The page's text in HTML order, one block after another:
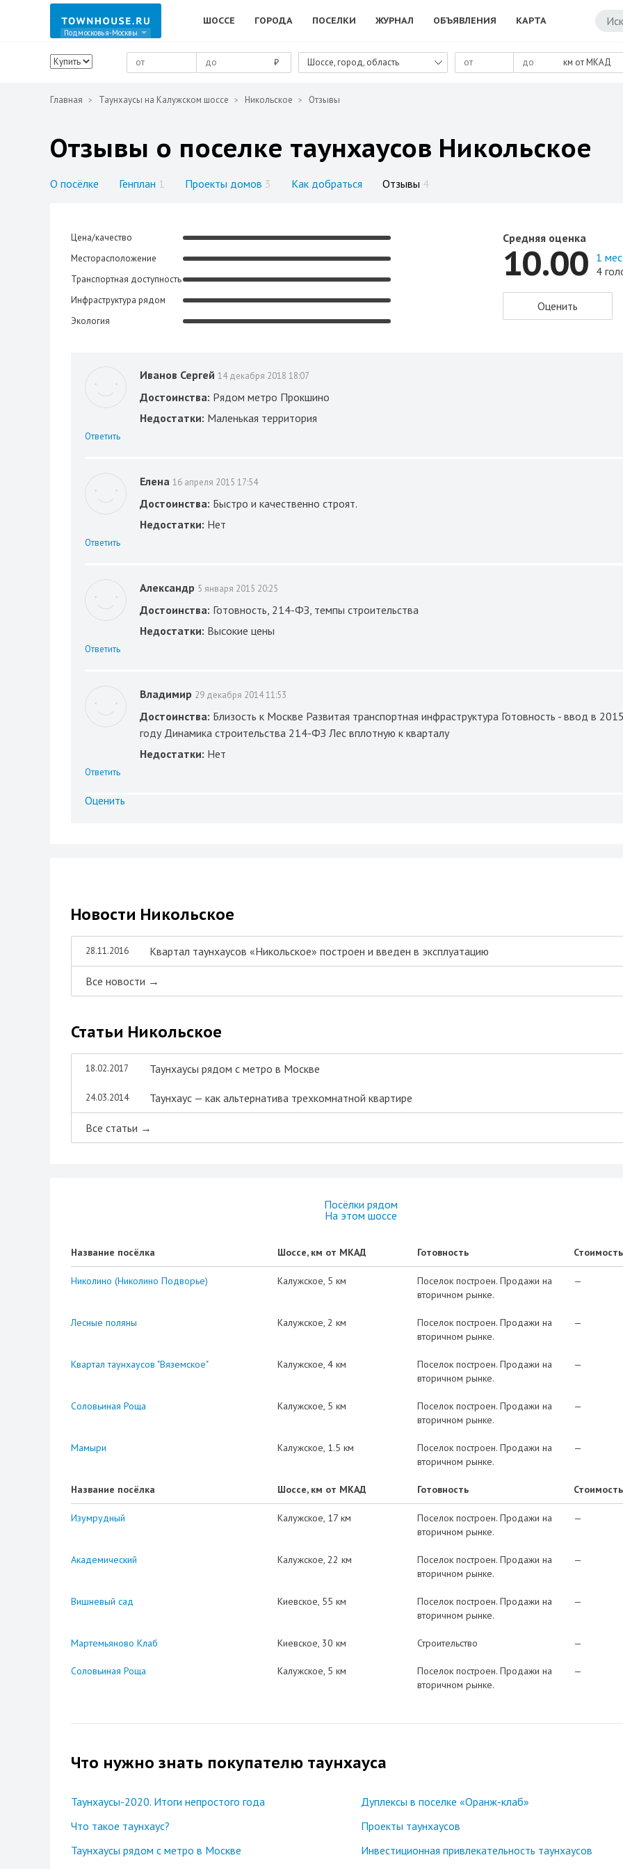
Подмосковья-Москвы
ШОССЕ ГОРОДА ПОСЕЛКИ ЖУРНАЛ ОБЪЯВЛЕНИЯ КАРТА
₽ Шоссе, город, область км от МКАД
Главная Таунхаусы на Калужском шоссе Никольское Отзывы
Отзывы о поселке таунхаусов Никольское
О посёлке Генплан 1 Проекты домов 3 Как добраться Отзывы 4
Цена/качество
Месторасположение
Транспортная доступность
Инфраструктура рядом
Экология
Средняя оценка
10.00 1
4
Оценить
Иванов Сергей 14 декабря 2018 18:07
Достоинства: Рядом метро Прокшино
Недостатки: Маленькая территория
Ответить
Елена 16 апреля 2015 17:54
Достоинства: Быстро и качественно строят.
Недостатки: Нет
Ответить
Александр 5 января 2015 20:25
Достоинства: Готовность, 214-ФЗ, темпы строительства
Недостатки: Высокие цены
Ответить
Владимир 29 декабря 2014 11:53
Достоинства: Близость к Москве Развитая транспортная инфраструктура Готовность - ввод в
году Динамика строительства 214-ФЗ Лес вплотную к кварталу
Недостатки: Нет
Ответить
Оценить
Новости Никольское
28.11.2016 Квартал таунхаусов «Никольское» построен и введен в эксплуатацию
Все новости →
Статьи Никольское
18.02.2017 Таунхаусы рядом с метро в Москве
24.03.2014 Таунхаус — как альтернатива трехкомнатной квартире
Все статьи →
Посёлки рядом
На этом шоссе
Название посёлка Шоссе, км от МКАД Готовность Стоимость
Николино (Николино Подворье) Калужское 5 км
Поселок построен. Продажи на
вторичном рынке.
—
Лесные поляны Калужское 2 км
Поселок построен. Продажи на
вторичном рынке.
—
Квартал таунхаусов "Вяземское" Калужское 4 км
Поселок построен. Продажи на
вторичном рынке.
—
Соловьиная Роща Калужское 5 км
Поселок построен. Продажи на
вторичном рынке.
—
Мамыри Калужское 1.5 км
Поселок построен. Продажи на
вторичном рынке.
—
Название посёлка Шоссе, км от МКАД Готовность Стоимость
Изумрудный Калужское 17 км
Поселок построен. Продажи на
вторичном рынке.
—
Академический Калужское 22 км
Поселок построен. Продажи на
вторичном рынке.
—
Вишневый сад Киевское 55 км
Поселок построен. Продажи на
вторичном рынке.
—
Мартемьяново Клаб Киевское 30 км Строительство —
Соловьиная Роща Калужское 5 км
Поселок построен. Продажи на
вторичном рынке.
—
Что нужно знать покупателю таунхауса
Таунхаусы-2020. Итоги непростого года
Дуплексы в поселке «Оранж-клаб»
Что такое таунхаус?
Проекты таунхаусов
Таунхаусы рядом с метро в Москве
Инвестиционная привлекательность таунхаусов